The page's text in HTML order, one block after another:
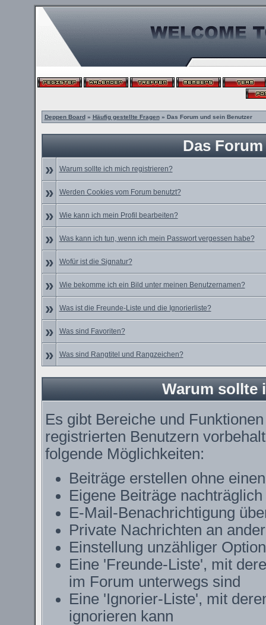
Deppen Board» Häufig gestellte Fragen» Das Forum und sein Benutzer
Das
»
Warum sollte ich mich registrieren?
» Werden Cookies vom Forum benutzt?
» Wie kann ich mein Profil bearbeiten?
» Was kann ich tun, wenn ich mein Passwort vergessen habe?
» Wofür ist die Signatur?
» Wie bekomme ich ein Bild unter meinen Benutzernamen?
» Was ist die Freunde-Liste und die Ignorierliste?
» Was sind Favoriten?
» Was sind Rangtitel und Rangzeichen?
Warum sollte
Es gibt Bereiche und
registrierten Benutzern
folgende Möglichkeiten:
Beiträge erstellen ohne
Eigene Beiträge
E-Mail-Benachrichtigung
Private Nachrichten an
Einstellung unzähliger
Eine 'Freunde-Liste', mit
im Forum unterwegs sind
Eine 'Ignorier-Liste', mit
ignorieren kann